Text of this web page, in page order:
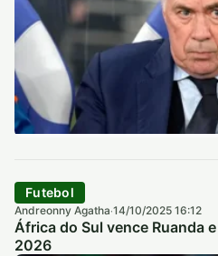
Futebol
Andreonny Agatha·14/10/2025 16:12
África do Sul vence Ruanda
2026